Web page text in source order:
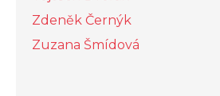
Zdeněk Černýk
Zuzana Šmídová